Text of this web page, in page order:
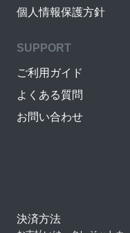
個人情報保護方針
SUPPORT
ご利用ガイド
よくある質問
お問い合わせ
決済方法